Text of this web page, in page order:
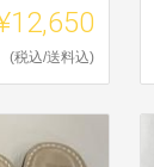
(税込/送料込)